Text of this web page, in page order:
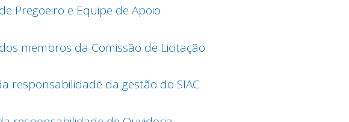
Pregoeiro e Equipe de Apoio
membros da Comissão de Licitação
responsabilidade da gestão do SIAC